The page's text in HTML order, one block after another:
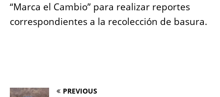
“Marca el Cambio” para realizar reportes
correspondientes a la recolección de basura.
PREVIOUS